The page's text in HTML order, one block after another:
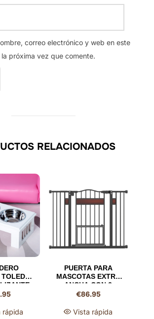
correo electrónico y web en este
próxima vez que comente.
RELACIONADOS
TOLEDO
ML,
PARA
rápida
PUERTA PARA
MASCOTAS EXTRA
ANCHA CON 2
EXTENSIONES –
SEGURIDAD DE
€86.95
Vista rápida